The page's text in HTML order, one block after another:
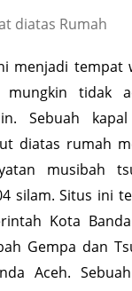
diatas Rumah
menjadi tempat
mungkin tidak
Sebuah
diatas rumah
musibah
silam. Situs ini
Kota
Gempa dan
Aceh.